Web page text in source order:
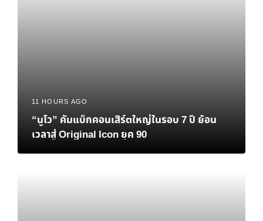
11 HOURS AGO
“นูโว” คัมแบ็กคอนเสิร์ตใหญ่ในรอบ 7 ปี ย้อน
เวลาสู่ Original Icon ยุค 90